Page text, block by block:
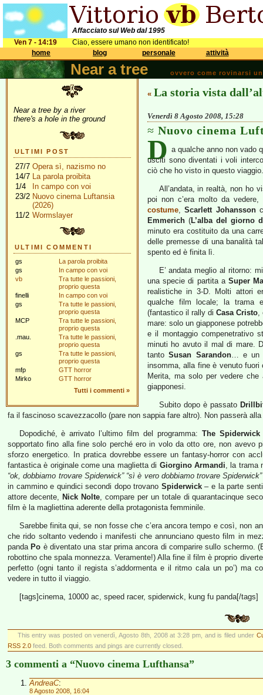
Affacciato sul Web dal 1995
Ven 7 - 14:19
Ciao, essere umano non identificato!
home
blog personale attività
Near a tree ovvero come rovinarsi
Near a tree by a river
there's a hole in the ground
ULTIMI POST
27/7 Opera sì, nazismo no
14/7 La parola proibita
1/4
In campo con voi
23/2 Nuovo cinema Luftansia
(2026)
11/2 Wormslayer
ULTIMI COMMENTI
gs
La parola proibita
gs
In campo con voi
vb
Tra tutte le passioni,
proprio questa
finelli
In campo con voi
gs
Tra tutte le passioni,
proprio questa
MCP
Tra tutte le passioni,
proprio questa
.mau.
Tra tutte le passioni,
proprio questa
gs
Tra tutte le passioni,
proprio questa
mfp
GTT horror
Mirko
GTT horror
Tutti i commenti »
« La storia vista
Venerdì 8 Agosto 2008, 15:28
Nuovo cinema
D a qualche anno non vado
usciti sono diventati i voli
ciò che ho visto in questo viaggio.
All’andata, in realtà, non ho
poi non c’era molto da
costume,Scarlett Johansson
Emmerich (L’alba del giorno
minuto era costituito da una
delle premesse di una banalità
spento ed è finita lì.
E’ andata meglio al ritorno:
una specie di partita a Super
realistiche in 3-D. Molti attori
qualche film locale; la trama
(fantastico il rally di Casa Cristo,
mare: solo un giapponese
e il montaggio compenetrativo
minuti ho avuto il mal di mare.
tantoSusan Sarandon… e un
insomma, alla fine è venuto
Merita, ma solo per vedere che
giapponesi.
Subito dopo è passato
fa il fascinoso scavezzacollo (pare non sappia fare altro). Non passerà
Dopodiché, è arrivato l’ultimo film del programma:The Spiderwick
sopportato fino alla fine solo perché ero in volo da otto ore, non avevo
sforzo energetico. In pratica dovrebbe essere un fantasy-horror con
fantastica è originale come una maglietta di Giorgino Armandi, la trama
“ok, dobbiamo trovare Spiderwick” “sì è vero dobbiamo trovare
in cammino e quindici secondi dopo trovano Spiderwick– e la parte
attore decente, Nick Nolte, compare per un totale di quarantacinque
film è la magliettina aderente della protagonista femminile.
Sarebbe finita qui, se non fosse che c’era ancora tempo e così, non
che rido soltanto vedendo i manifesti che annunciano questo film in
panda Po è diventato una star prima ancora di comparire sullo
robottino che spala monnezza. Veramente!) Alla fine il film è proprio
perfetto (ogni tanto il regista s’addormenta e il ritmo cala un po’) ma
vedere in tutto il viaggio.
[tags]cinema, 10000 ac, speed racer, spiderwick, kung fu panda[/tags]
This entry was posted on venerdì, Agosto 8th, 2008 at 3:28 pm, and is filed under
RSS 2.0 feed. Both comments and pings are currently closed.
3 commenti a “Nuovo cinema Lufthansa”
AndreaC:
8 Agosto 2008, 16:04